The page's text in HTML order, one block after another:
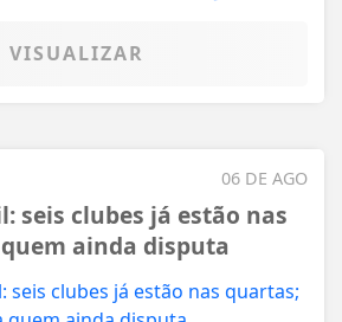
VISUALIZAR
06 DE AGO
seis clubes já estão nas
ainda disputa